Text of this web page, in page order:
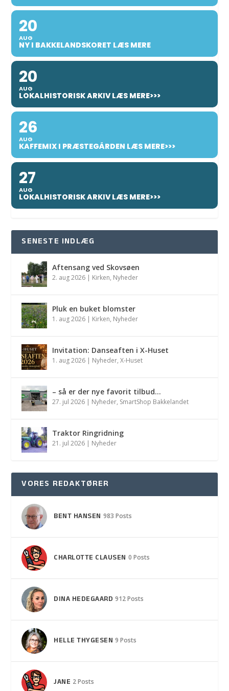
20
AUG
NY I BAKKELANDSKORET LÆS MERE
20
AUG
LOKALHISTORISK ARKIV LÆS MERE>>>
26
AUG
KAFFEMIX I PRÆSTEGÅRDEN LÆS MERE>>>
27
AUG
LOKALHISTORISK ARKIV LÆS MERE>>>
SENESTE INDLÆG
Aftensang ved Skovsøen
2. aug 2026 | Kirken, Nyheder
Pluk en buket blomster
1. aug 2026 | Kirken, Nyheder
Invitation: Danseaften i X-Huset
1. aug 2026 | Nyheder,X-Huset
– så er der nye favorit tilbud…
27. jul 2026 | Nyheder, SmartShop Bakkelandet
Traktor Ringridning
21. jul 2026 | Nyheder
VORES REDAKTØRER
BENT HANSEN 983 Posts
CHARLOTTE CLAUSEN 0 Posts
DINA HEDEGAARD 912 Posts
HELLE THYGESEN 9 Posts
JANE 2 Posts